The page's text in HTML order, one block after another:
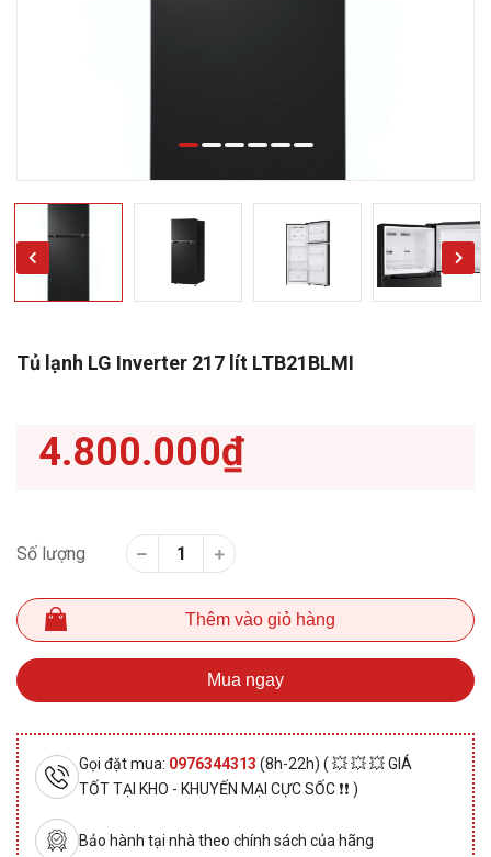
Tủ lạnh LG Inverter 217 lít LTB21BLMI
4.800.000₫
Số lượng
Thêm vào giỏ hàng
Mua ngay
Gọi đặt mua: 0976344313 (8h-22h) ( 💥 💥 💥 GIÁ
TỐT TẠI KHO - KHUYẾN MẠI CỰC SỐC ❗❗ )
Bảo hành tại nhà theo chính sách của hãng